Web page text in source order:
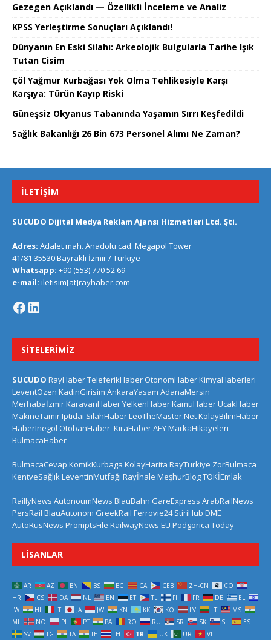
Gezegen Açıklandı — Özellikli İnceleme ve Analiz
KPSS Yerleştirme Sonuçları Açıklandı!
Dünyanın En Eski Silahı: Arkeolojik Bulgularla Tarihe Işık
Tutan Cisim
Çöl Yağmur Kurbağası Yok Olma Tehlikesiyle Karşı
Karşıya: Türün Kayıp Riski
Güneşsiz Okyanus Tabanında Yaşamın Sırrı Keşfedildi
Sağlık Bakanlığı 26 Bin 673 Personel Alımı Ne Zaman?
İLETIŞIM
SUCUDO Dijital Medya Reklam Ajansı Hizmetleri Ltd. Şti.
Adres: Adalet mah. Anadolu cad. Megapol Tower
41/81 35530 Bayraklı İzmir / Türkiye
Whatsapp: +90 (553) 770 52 69
e-mail: iletisim[at]rayhaber.com
SITELERIMIZ
SUCUDO RayHaberTeleferikHaber OtonomHaberKimyaHaberleri
LeventÖzen KadinGirisim AnkaraYasam AdanaMersin
MerhabaİzmirKaravanHaberYelkenHaberKamuHaberUcakHaber
MakineTamirIptidai SilahHaberLeoTheMaster.NetKolayBilimHaber
HaberInegol OtobanHaber KiraHaberAEYMarkaHikayeleri
BulmacaHaber
BulmacaCevap KomikKurbaga KolayHarita RayTurkiye ZorBulmaca
KentveSağlıkLeventinMutfağı Rayİhale MeşhurBlogTOKİEmlak
RaillyNews AutonoumNews BlauBahn GareExpress ArabRailNews
PersRail BlauAutonom GreekRail Ferrovie24 StiriHub DME
AutoRusNews PromptsFile RailwayNews EU Podgorica Today
LISANLAR
AR AZ BN BS BG CA CEB ZH-CN
CO
HR
CS DA NL EN ET TL FI FR DE
EL
IW
HI IT JA JW KN KK KO LV LT
MS
ML
NO PL PT PA RO RU SR SK SL
ES
SV
TG TA TE TH TR UK UR VI